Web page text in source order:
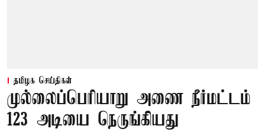
தமிழக செய்திகள்
முல்லைப்பெரியாறு அணை நீர்மட்டம்
123 அடியை நெருங்கியது